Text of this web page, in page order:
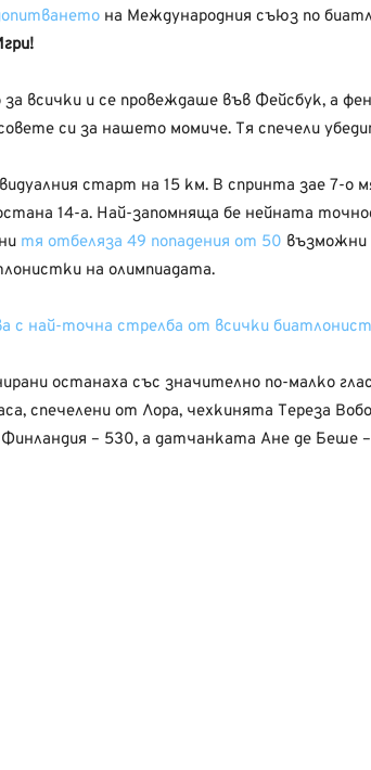
на Международния съюз по
всички и се провеждаше във Фейсбук, а
си за нашето момиче. Тя спечели
старт на 15 км. В спринта зае 7-о
14-а. Най-запомняща бе нейната
тя отбеляза 49 попадения от 50 възможни
на олимпиадата.
с най-точна стрелба от всички
останаха със значително по-малко
спечелени от Лора, чехкинята Тереза
– 530, а датчанката Ане де Беше –